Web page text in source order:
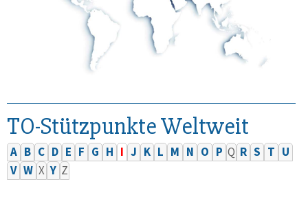
TO-Stützpunkte Weltweit
A B C D E F G H I J K L M N O P Q R S T U
V W X Y Z